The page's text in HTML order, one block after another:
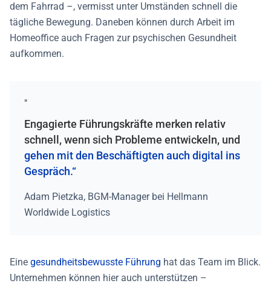
dem Fahrrad –, vermisst unter Umständen schnell die
tägliche Bewegung. Daneben können durch Arbeit im
Homeoffice auch Fragen zur psychischen Gesundheit
aufkommen.
"
Engagierte Führungskräfte merken relativ
schnell, wenn sich Probleme entwickeln, und
gehen mit den Beschäftigten auch digital ins
Gespräch.“
Adam Pietzka, BGM-Manager bei Hellmann
Worldwide Logistics
Eine gesundheitsbewusste Führung hat das Team im Blick.
Unternehmen können hier auch unterstützen –